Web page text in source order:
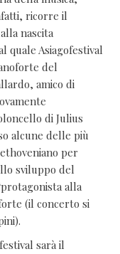
ricorre il
nascita
quale Asiagofestival
del
amico di
di Julius
alcune delle più
per
sviluppo del
alla
(il concerto si
sarà il